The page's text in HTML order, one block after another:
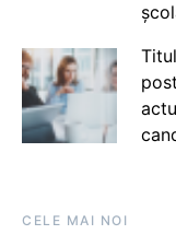
CELE MAI NOI